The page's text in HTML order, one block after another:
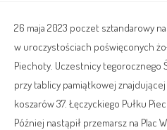
26 maja 2023 poczet sztandarowy
w uroczystościach poświęconych
Piechoty. Uczestnicy tegorocznego
przy tablicy pamiątkowej
koszarów 37. Łęczyckiego Pułku
Później nastąpił przemarsz na Plac